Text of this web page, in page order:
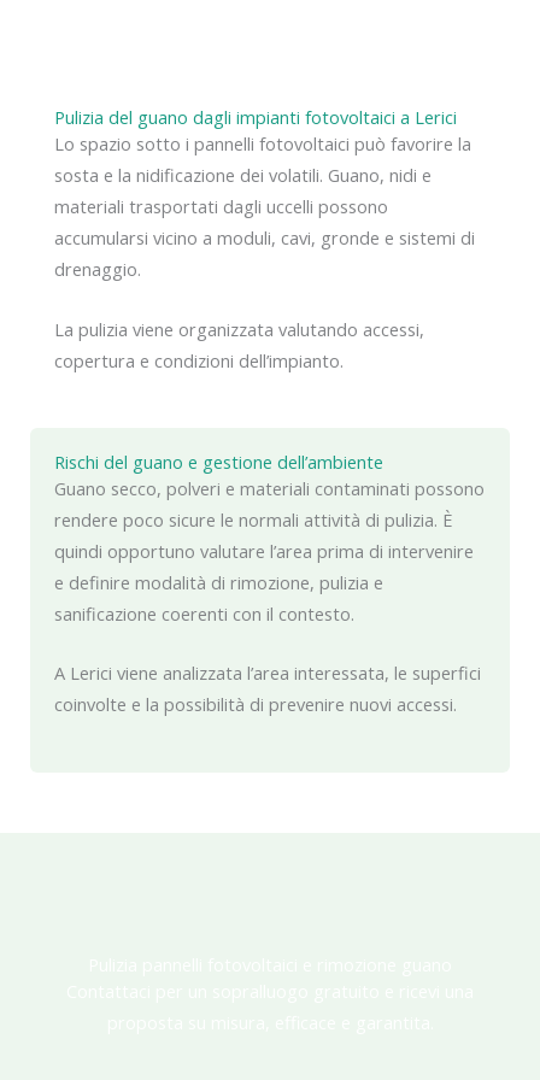
Rischi del guano e gestione dell’ambiente
Guano secco, polveri e materiali contaminati possono
rendere poco sicure le normali attività di pulizia. È
quindi opportuno valutare l’area prima di intervenire
e definire modalità di rimozione, pulizia e
sanificazione coerenti con il contesto.
A Lerici viene analizzata l’area interessata, le superfici
coinvolte e la possibilità di prevenire nuovi accessi.
Pulizia del guano dagli impianti fotovoltaici a Lerici
Lo spazio sotto i pannelli fotovoltaici può favorire la
sosta e la nidificazione dei volatili. Guano, nidi e
materiali trasportati dagli uccelli possono
accumularsi vicino a moduli, cavi, gronde e sistemi di
drenaggio.
La pulizia viene organizzata valutando accessi,
copertura e condizioni dell’impianto.